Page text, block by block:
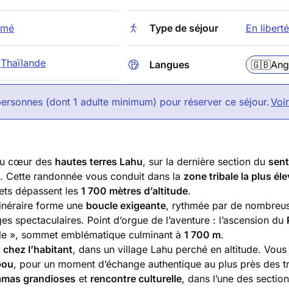
Thaïlande
Type de séjour En liberté
Langues 🇬🇧
(dont 1 adulte minimum) pour réserver ce séjour.
cœur des hautes terres Lahu, sur la dernière section du
. Cette randonnée vous conduit dans la zone tribale la plus
dépassent les 1 700 mètres d’altitude.
forme une boucle exigeante, rythmée par de
spectaculaires. Point d’orgue de l’aventure : l’ascension du
», sommet emblématique culminant à 1 700 m.
l’habitant, dans un village Lahu perché en altitude.
, pour un moment d’échange authentique au plus près des
grandioses et rencontre culturelle, dans l’une des